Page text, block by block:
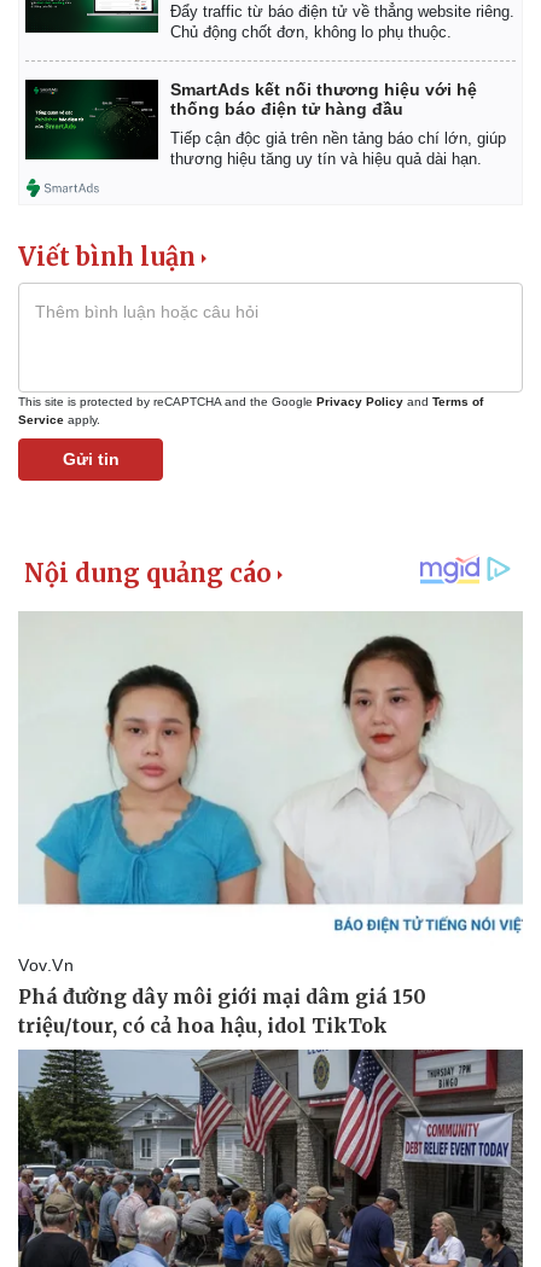
Tiêu dùng
Chứng khoán
Giá cà phê
Đẩy traffic từ báo điện tử về thẳng website riêng.
Chủ động chốt đơn, không lo phụ thuộc.
SmartAds kết nối thương hiệu với hệ
thống báo điện tử hàng đầu
Tiếp cận độc giả trên nền tảng báo chí lớn, giúp
thương hiệu tăng uy tín và hiệu quả dài hạn.
Viết bình luận
This site is protected by reCAPTCHA and the Google Privacy Policy and Terms of
Service apply.
Gửi tin